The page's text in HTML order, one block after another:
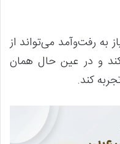
به رفت‌وآمد می‌تواند از
و در عین حال همان
کند.